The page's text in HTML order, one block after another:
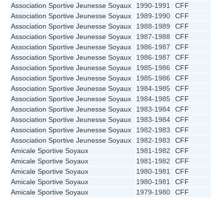
Association Sportive Jeunesse Soyaux
1990-1991
CFF
Association Sportive Jeunesse Soyaux
1989-1990
CFF
Association Sportive Jeunesse Soyaux
1988-1989
CFF
Association Sportive Jeunesse Soyaux
1987-1988
CFF
Association Sportive Jeunesse Soyaux
1986-1987
CFF
Association Sportive Jeunesse Soyaux
1986-1987
CFF
Association Sportive Jeunesse Soyaux
1985-1986
CFF
Association Sportive Jeunesse Soyaux
1985-1986
CFF
Association Sportive Jeunesse Soyaux
1984-1985
CFF
Association Sportive Jeunesse Soyaux
1984-1985
CFF
Association Sportive Jeunesse Soyaux
1983-1984
CFF
Association Sportive Jeunesse Soyaux
1983-1984
CFF
Association Sportive Jeunesse Soyaux
1982-1983
CFF
Association Sportive Jeunesse Soyaux
1982-1983
CFF
Amicale Sportive Soyaux
1981-1982
CFF
Amicale Sportive Soyaux
1981-1982
CFF
Amicale Sportive Soyaux
1980-1981
CFF
Amicale Sportive Soyaux
1980-1981
CFF
Amicale Sportive Soyaux
1979-1980
CFF